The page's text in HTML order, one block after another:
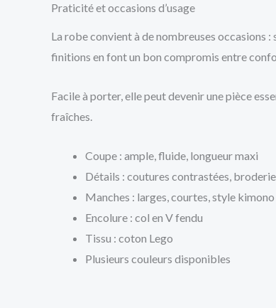
Praticité et occasions d’usage
La robe convient à de nombreuses occasions
finitions en font un bon compromis entre
Facile à porter, elle peut devenir une pièce
fraîches.
Coupe : ample, fluide, longueur maxi
Détails : coutures contrastées,
Manches : larges, courtes, style kimono
Encolure : col en V fendu
Tissu : coton Lego
Plusieurs couleurs disponibles